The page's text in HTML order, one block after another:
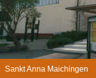
Sankt Anna Maichingen